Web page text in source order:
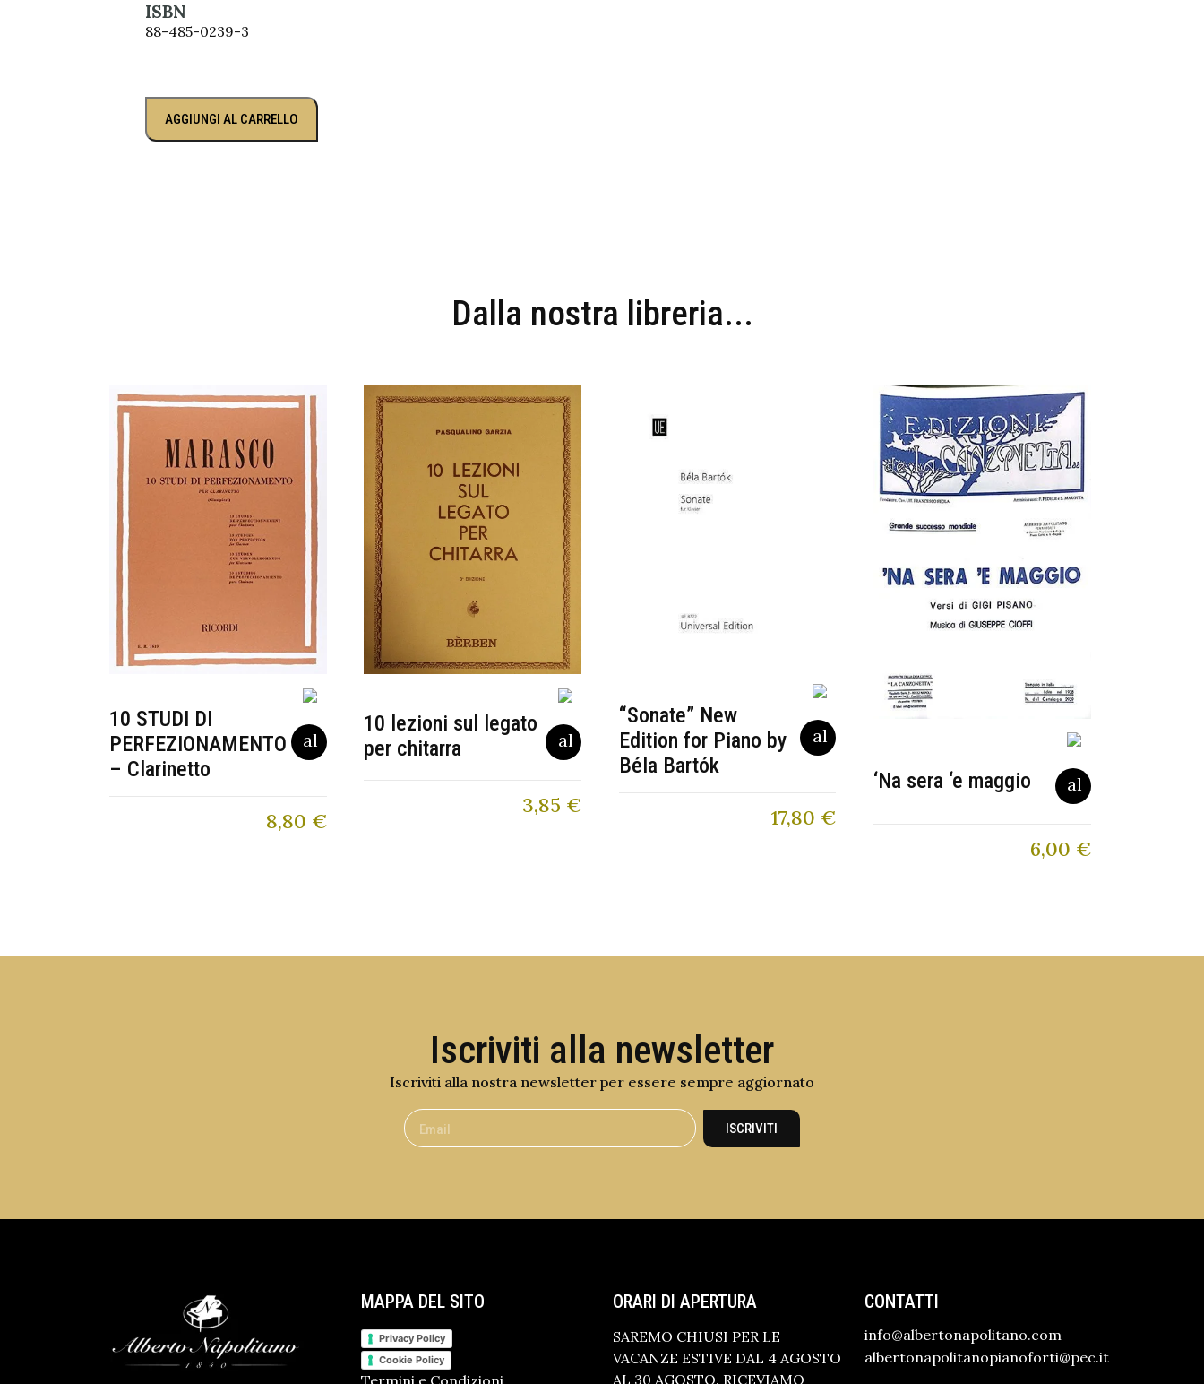
ISBN
88-485-0239-3
AGGIUNGI AL CARRELLO
Dalla nostra libreria...
10 STUDI DI
PERFEZIONAMENTO
– Clarinetto
8,80 €
10 lezioni sul legato
per chitarra
3,85 €
“Sonate” New
Edition for Piano by
Béla Bartók
17,80 €
‘Na sera ‘e maggio
6,00 €
Iscriviti alla newsletter
Iscriviti alla nostra newsletter per essere sempre aggiornato
ISCRIVITI
MAPPA DEL SITO
Privacy Policy
Cookie Policy
ORARI DI APERTURA
SAREMO CHIUSI PER LE
VACANZE ESTIVE DAL 4 AGOSTO
AL 30 AGOSTO. RICEVIAMO
CONTATTI
info@albertonapolitano.com
albertonapolitanopianoforti@pec.it